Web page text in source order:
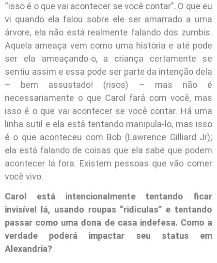
“isso é o que vai acontecer se você contar”. O que eu
vi quando ela falou sobre ele ser amarrado a uma
árvore, ela não está realmente falando dos zumbis.
Aquela ameaça vem como uma história e até pode
ser ela ameaçando-o, a criança certamente se
sentiu assim e essa pode ser parte da intenção dela
– bem assustado! (risos) – mas não é
necessariamente o que Carol fará com você, mas
isso é o que vai acontecer se você contar. Há uma
linha sutil e ela está tentando manipula-lo, mas isso
é o que aconteceu com Bob (Lawrence Gilliard Jr);
ela está falando de coisas que ela sabe que podem
acontecer lá fora. Existem pessoas que vão comer
você vivo.
Carol está intencionalmente tentando ficar
invisível lá, usando roupas “ridículas” e tentando
passar como uma dona de casa indefesa. Como a
verdade poderá impactar seu status em
Alexandria?